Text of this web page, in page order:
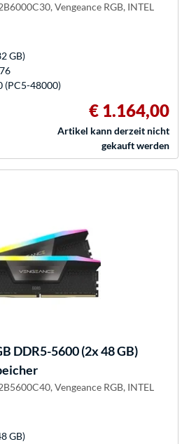
Vengeance RGB, INTEL
GB)
(PC5-48000)
€ 1.164,00
Artikel kann derzeit nicht
gekauft werden
DDR5-5600 (2x 48 GB)
Vengeance RGB, INTEL
GB)